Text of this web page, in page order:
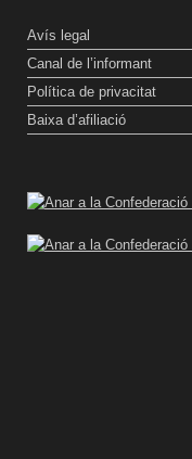
Avís legal
Canal de l’informant
Política de privacitat
Baixa d’afiliació